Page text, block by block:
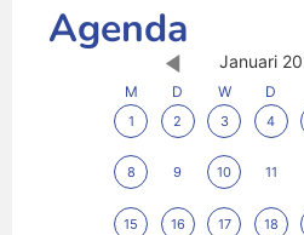
Agenda
Januari
M D W D
1 2 3 4
8 9 10 11
15 16 17 18